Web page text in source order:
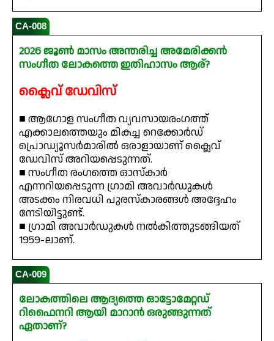
CA-008
2026 ജൂൺ മാസം അന്തരിച്ച അമേരിക്കൻ
സംഗീത ലോകത്തെ ഇതിഹാസം ആര്?
ക്ലൈവ് ഡേവിസ്
■ ആഗോള സംഗീത വ്യവസായരംഗത്ത്
എക്കാലത്തെയും മികച്ച റെക്കോർഡ്
പ്രൊഡ്യൂസർമാരിൽ ഒരാളായാണ് ക്ലൈവ്
ഡേവിസ് അറിയപ്പെടുന്നത്.
■ സംഗീത രംഗത്തെ ഓസ്കാർ
എന്നറിയപ്പെടുന്ന ഗ്രാമി അവാർഡുകൾ
അടക്കം നിരവധി പുരസ്കാരങ്ങൾ അദ്ദേഹം
നേടിയിട്ടുണ്ട്.
■ ഗ്രാമി അവാർഡുകൾ നൽകിത്തുടങ്ങിയത്
1959-ലാണ്.
CA-009
ലോകത്തിലെ ആദ്യത്തെ ഓട്ടോമേറ്റഡ്
റിഫൈനറി ആയി മാറാൻ ഒരുങ്ങുന്നത്
ഏതാണ്?